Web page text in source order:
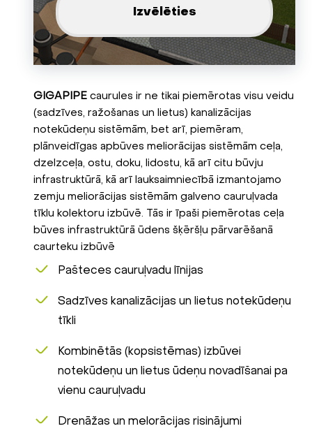
Izvēlēties
GIGAPIPE caurules ir ne tikai piemērotas visu veidu
(sadzīves, ražošanas un lietus) kanalizācijas
notekūdeņu sistēmām, bet arī, piemēram,
plānveidīgas apbūves meliorācijas sistēmām ceļa,
dzelzceļa, ostu, doku, lidostu, kā arī citu būvju
infrastruktūrā, kā arī lauksaimniecībā izmantojamo
zemju meliorācijas sistēmām galveno cauruļvada
tīklu kolektoru izbūvē. Tās ir īpaši piemērotas ceļa
būves infrastruktūrā ūdens šķēršļu pārvarēšanā
caurteku izbūvē
Pašteces cauruļvadu līnijas
Sadzīves kanalizācijas un lietus notekūdeņu
tīkli
Kombinētās (kopsistēmas) izbūvei
notekūdeņu un lietus ūdeņu novadīšanai pa
vienu cauruļvadu
Drenāžas un melorācijas risinājumi